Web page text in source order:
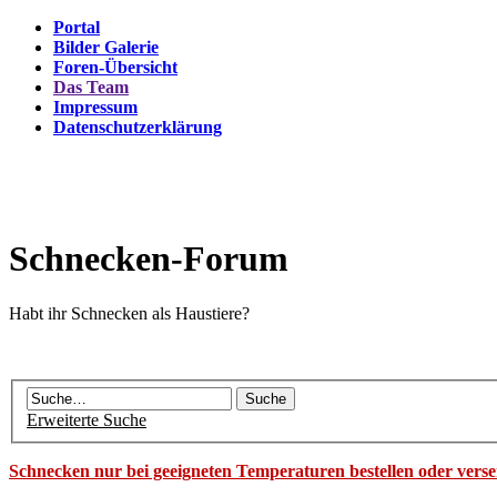
Portal
Bilder Galerie
Foren-Übersicht
Das Team
Impressum
Datenschutzerklärung
Schnecken-Forum
Habt ihr Schnecken als Haustiere?
Erweiterte Suche
Schnecken nur bei geeigneten Temperaturen bestellen oder